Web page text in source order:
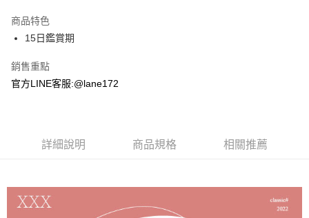
Apple Pay
街口支付
悠遊付
運送方式
每筆NT$100，滿NT$1,800(含以上)免運費
付款後全家取貨
商品特色
15日鑑賞期
銷售重點
官方LINE客服:@lane172
詳細說明 商品規格 相關推薦